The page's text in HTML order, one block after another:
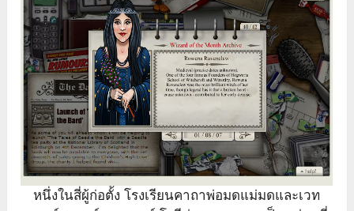
หนึ่งในสี่ผู้ก่อตั้ง โรงเรียนคาถาพ่อมดแม่มดและเวท